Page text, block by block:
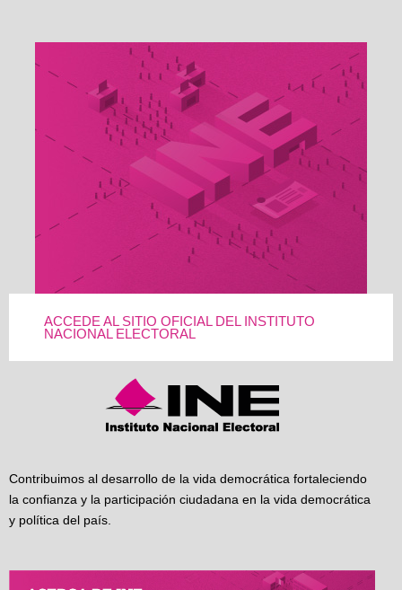
ACCEDE AL SITIO OFICIAL DEL INSTITUTO
NACIONAL ELECTORAL
Contribuimos al desarrollo de la vida democrática fortaleciendo
la confianza y la participación ciudadana en la vida democrática
y política del país.